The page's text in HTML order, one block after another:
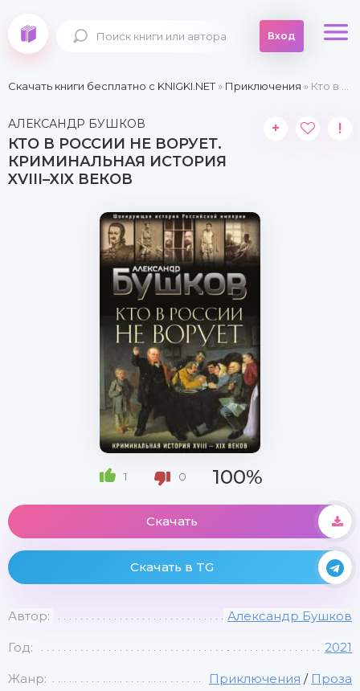
Вход
Скачать книги бесплатно c KNIGKI.NET» Приключения » Кто в России не ворует. Криминальная история XVIII–XIX веков
АЛЕКСАНДР БУШКОВ
КТО В РОССИИ НЕ ВОРУЕТ.
КРИМИНАЛЬНАЯ ИСТОРИЯ
XVIII–XIX ВЕКОВ
+ !
1 0 100%
Скачать
Скачать в TG
Автор: Александр Бушков
Год: 2021
Жанр: Приключения / Проза